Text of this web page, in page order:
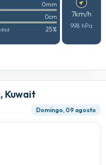
0mm
0cm
25%
7km/h
998 hPa
Kuwait
Domingo, 09 agosto